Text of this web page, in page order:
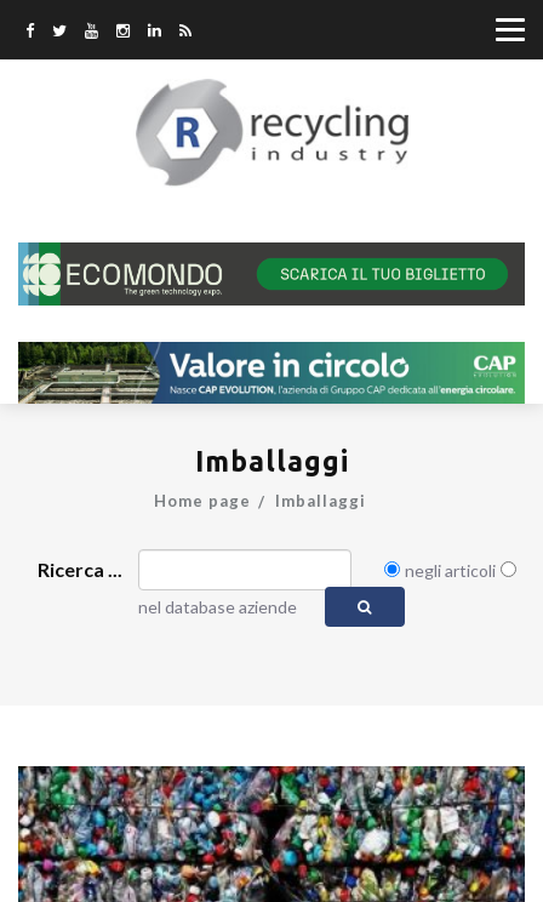
Imballaggi
Home page Imballaggi
Ricerca ...
negli articoli
nel database aziende